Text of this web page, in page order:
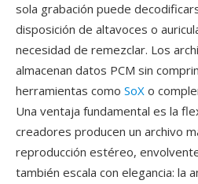
sola grabación puede
disposición de altavoces o
necesidad de remezclar. Los
almacenan datos PCM sin
herramientas como SoX o
Una ventaja fundamental es la
creadores producen un archivo
reproducción estéreo,
también escala con elegancia: la